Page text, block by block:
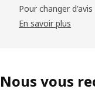
Pour changer d'avis
En savoir plus
Nous vous